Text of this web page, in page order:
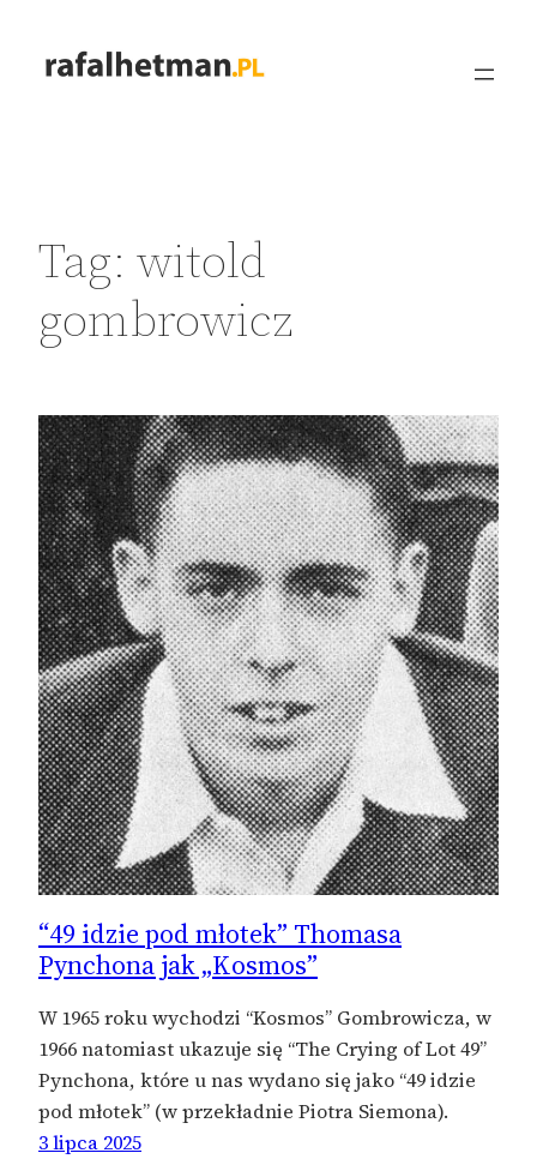
Tag: witold
gombrowicz
“49 idzie pod młotek” Thomasa
Pynchona jak „Kosmos”
W 1965 roku wychodzi “Kosmos” Gombrowicza, w
1966 natomiast ukazuje się “The Crying of Lot 49”
Pynchona, które u nas wydano się jako “49 idzie
pod młotek” (w przekładnie Piotra Siemona).
3 lipca 2025